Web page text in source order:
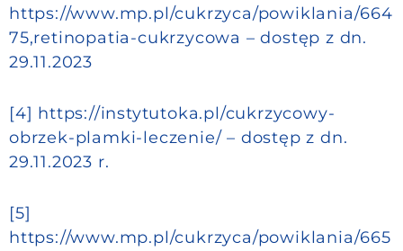
https://www.mp.pl/cukrzyca/powiklania/664
75,retinopatia-cukrzycowa – dostęp z dn.
29.11.2023
[4] https://instytutoka.pl/cukrzycowy-
obrzek-plamki-leczenie/ – dostęp z dn.
29.11.2023 r.
[5]
https://www.mp.pl/cukrzyca/powiklania/665